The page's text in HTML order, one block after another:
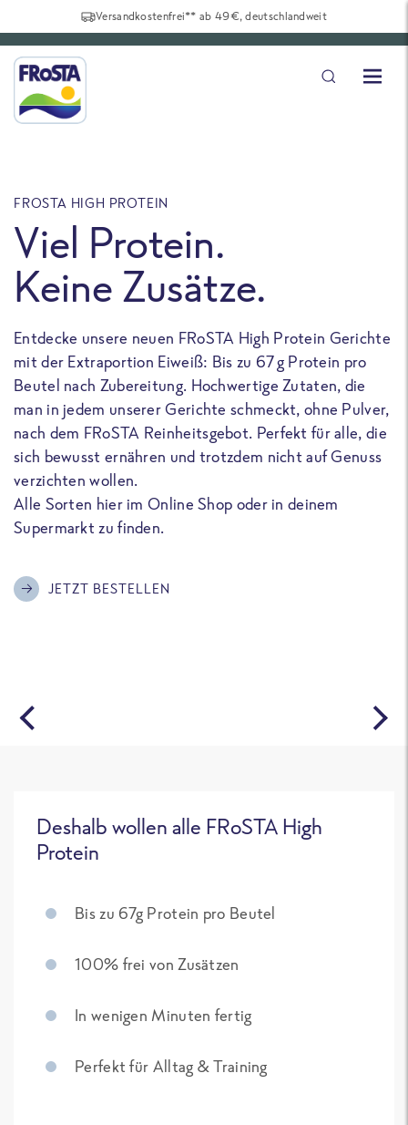
Versandkostenfrei** ab 49€, deutschlandweit
FROSTA HIGH PROTEIN
Viel Protein.
Keine Zusätze.
Entdecke unsere neuen FRoSTA High Protein Gerichte
mit der Extraportion Eiweiß: Bis zu 67 g Protein pro
Beutel nach Zubereitung. Hochwertige Zutaten, die
man in jedem unserer Gerichte schmeckt, ohne Pulver,
nach dem FRoSTA Reinheitsgebot. Perfekt für alle, die
sich bewusst ernähren und trotzdem nicht auf Genuss
verzichten wollen.
Alle Sorten hier im Online Shop oder in deinem
Supermarkt zu finden.
JETZT BESTELLEN
Deshalb wollen alle FRoSTA High
Protein
Bis zu 67g Protein pro Beutel
100% frei von Zusätzen
In wenigen Minuten fertig
Perfekt für Alltag & Training